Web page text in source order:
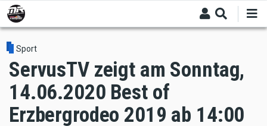
Skip
to
main
content
Sport
ServusTV zeigt am Sonntag,
14.06.2020 Best of
Erzbergrodeo 2019 ab 14:00